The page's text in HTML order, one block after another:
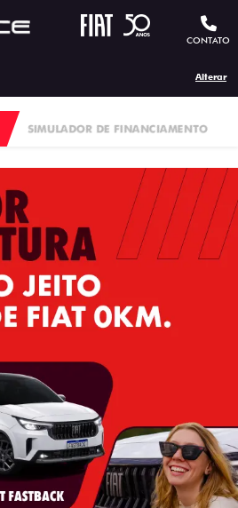
CONTATO
Alterar
SIMULADOR DE FINANCIAMENTO